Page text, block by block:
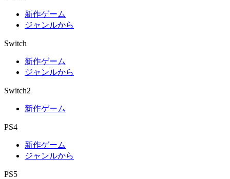
新作ゲーム
ジャンルから
Switch
新作ゲーム
ジャンルから
Switch2
新作ゲーム
PS4
新作ゲーム
ジャンルから
PS5